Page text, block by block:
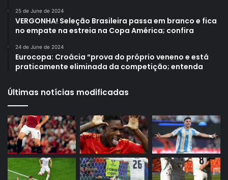
25 de June de 2024
VERGONHA! Seleção Brasileira passa em branco e fica
no empate na estreia na Copa América; confira
24 de June de 2024
Eurocopa: Croácia “prova do próprio veneno e está
praticamente eliminada da competição; entenda
Últimas notícias modificadas